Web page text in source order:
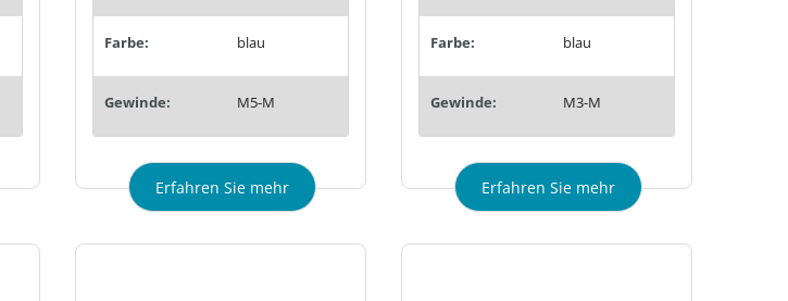
Farbe: blau
Gewinde: M5-M
Erfahren Sie mehr
Farbe: blau
Gewinde: M3-M
Erfahren Sie mehr